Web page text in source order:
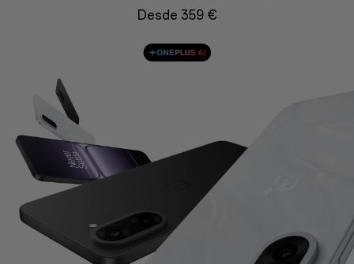
Desde 359 €